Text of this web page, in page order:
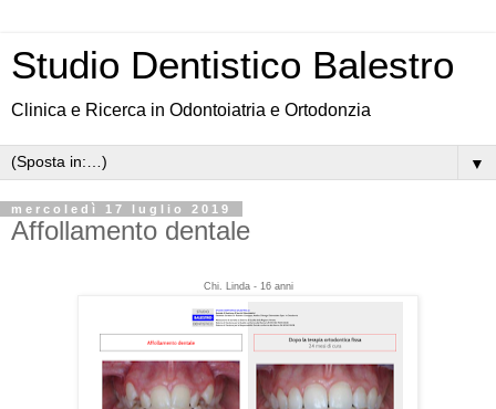
Studio Dentistico Balestro
Clinica e Ricerca in Odontoiatria e Ortodonzia
▼
mercoledì 17 luglio 2019
Affollamento dentale
Chi. Linda - 16 anni